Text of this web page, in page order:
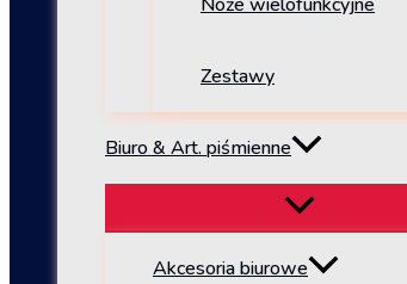
Zestawy
Biuro & Art. piśmienne
Akcesoria biurowe